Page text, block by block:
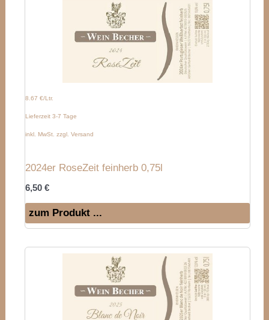
8.67 €/Ltr.
Lieferzeit 3-7 Tage
inkl. MwSt. zzgl. Versand
2024er RoseZeit feinherb 0,75l
6,50€
zum Produkt ...